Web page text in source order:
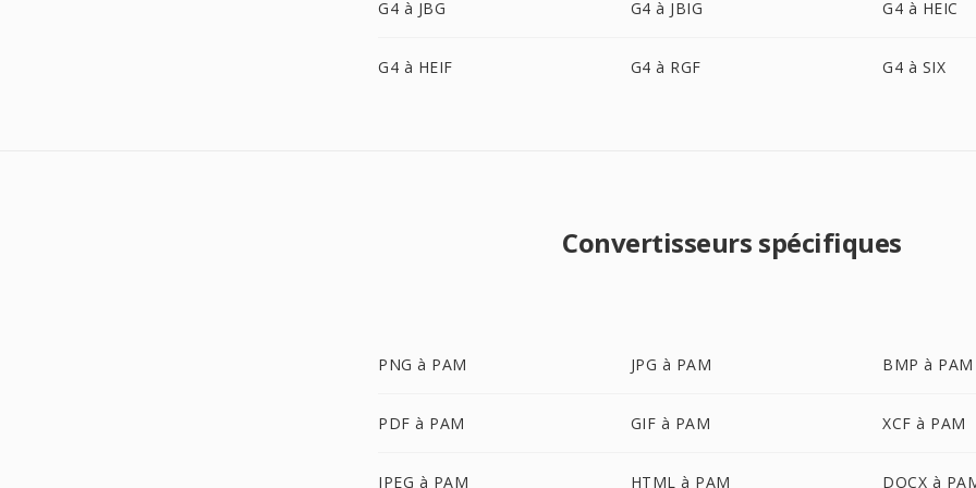
G4 à JBG G4 à JBIG G4 à HEIC
G4 à HEIF G4 à RGF G4 à SIX
Convertisseurs spécifiques
PNG à PAM JPG à PAM BMP à PAM
PDF à PAM GIF à PAM XCF à PAM
JPEG à PAM HTML à PAM DOCX à